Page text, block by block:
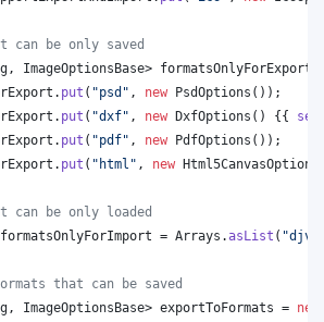
can be only saved
, ImageOptionsBase> formatsOnlyForExport
. put ( "psd" , new PsdOptions ());
. put ( "dxf" , new DxfOptions () {{
. put ( "pdf" , new PdfOptions ());
. put ( "html" , new Html5CanvasOptions
can be only loaded
formatsOnlyForImport = Arrays .asList (
that can be saved
, ImageOptionsBase> exportToFormats = new